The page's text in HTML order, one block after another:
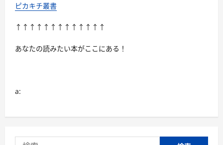
ピカキチ叢書
↑↑↑↑↑↑↑↑↑↑↑↑↑
あなたの読みたい本がここにある！
a: